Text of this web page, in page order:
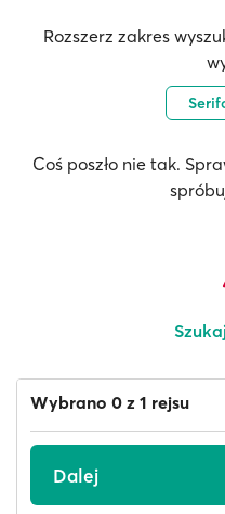
Rozszerz zakres
Coś poszło nie tak.
Wybrano 0 z 1 rejsu
Dalej